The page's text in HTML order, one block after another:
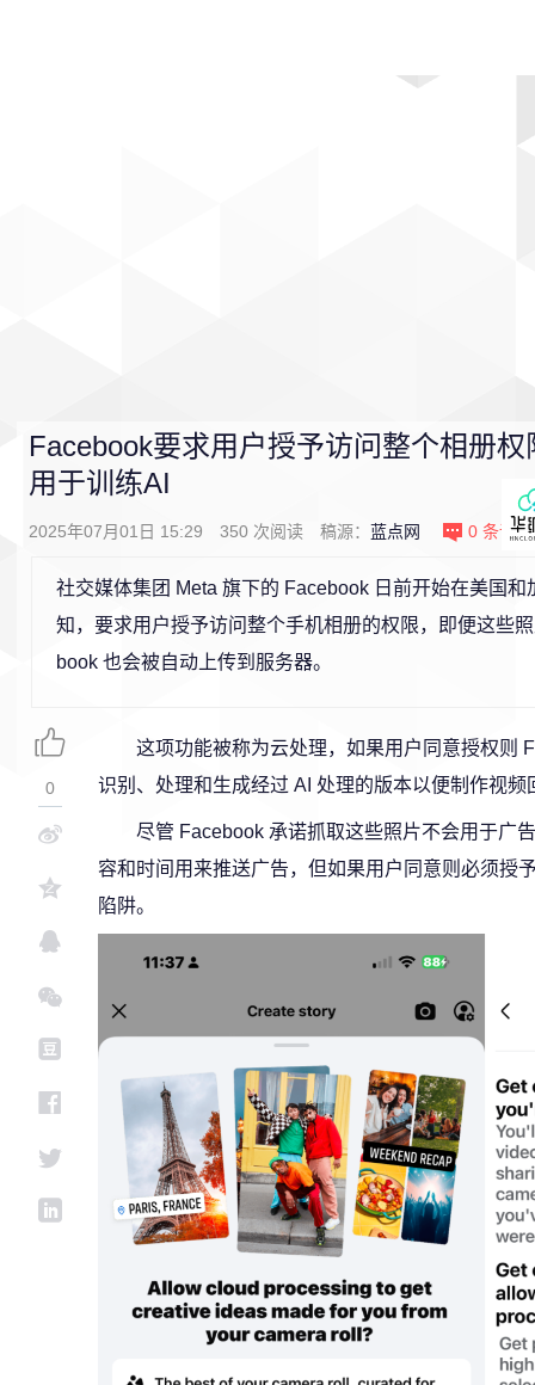
Facebook要求用户授予访问整个相册
用于训练AI
2025年07月01日 15:29 350 次阅读 稿源： 蓝点网 0 条评论
社交媒体集团 Meta 旗下的 Facebook 日前开始在美国和
知，要求用户授予访问整个手机相册的权限，即便这些
book 也会被自动上传到服务器。
这项功能被称为云处理，如果用户同意授权则
识别、处理和生成经过 AI 处理的版本以便制作视
尽管 Facebook 承诺抓取这些照片不会用于广
容和时间用来推送广告，但如果用户同意则必须授
陷阱。
0